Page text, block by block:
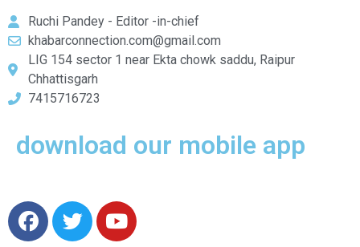
Ruchi Pandey - Editor -in-chief
khabarconnection.com@gmail.com
LIG 154 sector 1 near Ekta chowk saddu, Raipur
Chhattisgarh
7415716723
download our mobile app